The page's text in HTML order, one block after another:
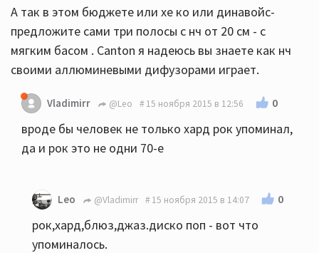
А так в этом бюджете или хе ко или динавойс-
предложите сами три полосы с нч от 20 см - с
мягким басом . Canton я надеюсь вы знаете как нч
своими аллюминевыми дифузорами играет.
Vladimirr @Leo 15 ноября 2015 в 12:56 0
вроде бы человек не только хард рок упоминал,
да и рок это не одни 70-е
Leo @Vladimirr 15 ноября 2015 в 14:07 0
рок,хард,блюз,джаз.диско поп - вот что
упоминалось.